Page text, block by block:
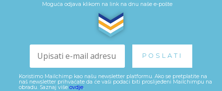
Moguća odjava klikom na link na dnu naše e-pošte
Koristimo Mailchimp kao našu newsletter platformu. Ako se pretplatite na
naš newsletter prihvaćate da će vaši podaci biti proslijeđeni Mailchimpu na
obradu. Saznaj više ovdje.